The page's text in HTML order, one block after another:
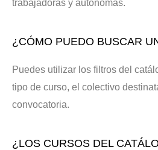
trabajadoras y autónomas.
¿CÓMO PUEDO BUSCAR
Puedes utilizar los filtros del
tipo de curso, el colectivo
convocatoria.
¿LOS CURSOS DEL